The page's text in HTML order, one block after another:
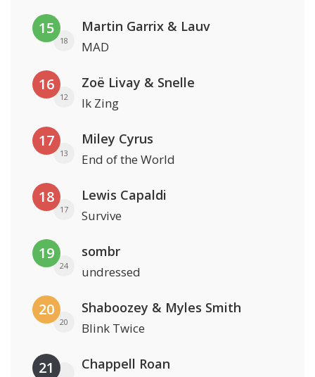
15
18
Martin Garrix & Lauv
MAD
16
12
Zoë Livay & Snelle
Ik Zing
17
13
Miley Cyrus
End of the World
18
17
Lewis Capaldi
Survive
19
24
sombr
undressed
20
20
Shaboozey & Myles Smith
Blink Twice
21 Chappell Roan